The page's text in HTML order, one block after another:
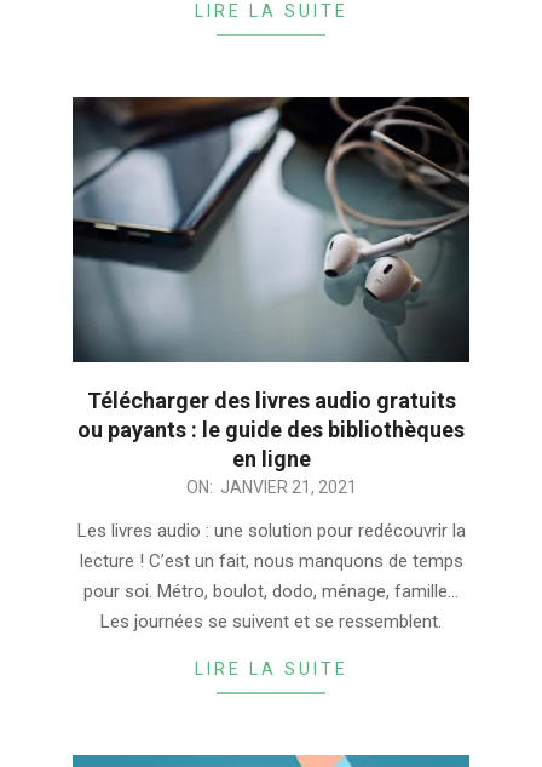
LIRE LA SUITE
Télécharger des livres audio gratuits
ou payants : le guide des bibliothèques
en ligne
ON: JANVIER 21, 2021
Les livres audio : une solution pour redécouvrir la
lecture ! C’est un fait, nous manquons de temps
pour soi. Métro, boulot, dodo, ménage, famille…
Les journées se suivent et se ressemblent.
LIRE LA SUITE